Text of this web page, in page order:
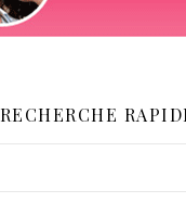
RECHERCHE